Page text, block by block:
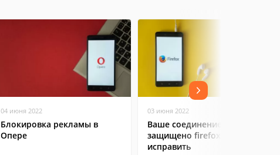
04 июня 2022
Блокировка рекламы в
Опере
03 июня 2022
Ваше соединение не
защищено firefox: как
исправить